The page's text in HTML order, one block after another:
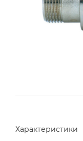
Характеристики